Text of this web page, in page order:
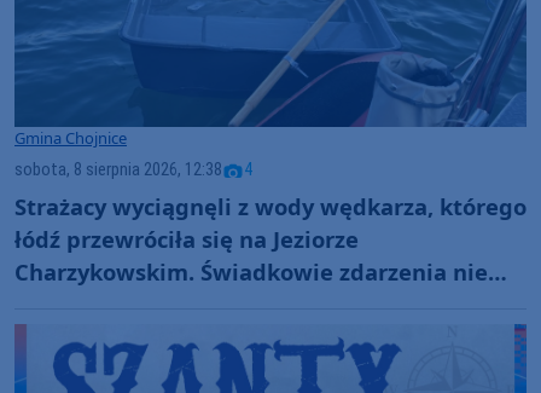
Gmina Chojnice
sobota, 8 sierpnia 2026, 12:38 4
Strażacy wyciągnęli z wody wędkarza, którego
łódź przewróciła się na Jeziorze
Charzykowskim. Świadkowie zdarzenia nie